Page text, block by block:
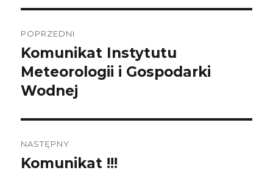
wpisu
POPRZEDNI
Poprzedni
wpis:
Komunikat Instytutu
Meteorologii i Gospodarki
Wodnej
NASTĘPNY
Następny
Komunikat !!!